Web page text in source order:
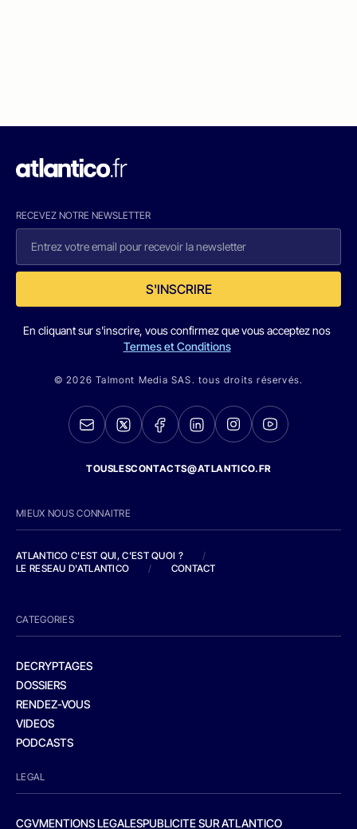
RECEVEZ NOTRE NEWSLETTER
S'INSCRIRE
En cliquant sur s'inscrire, vous confirmez que vous acceptez nos
Termes et Conditions
© 2026 Talmont Media SAS. tous droits réservés.
TOUSLESCONTACTS@ATLANTICO.FR
MIEUX NOUS CONNAITRE
ATLANTICO C'EST QUI, C'EST QUOI ?
/
LE RESEAU D'ATLANTICO
/ CONTACT
CATEGORIES
DECRYPTAGES
DOSSIERS
RENDEZ-VOUS
VIDEOS
PODCASTS
LEGAL
CGVMENTIONS LEGALESPUBLICITE SUR ATLANTICO